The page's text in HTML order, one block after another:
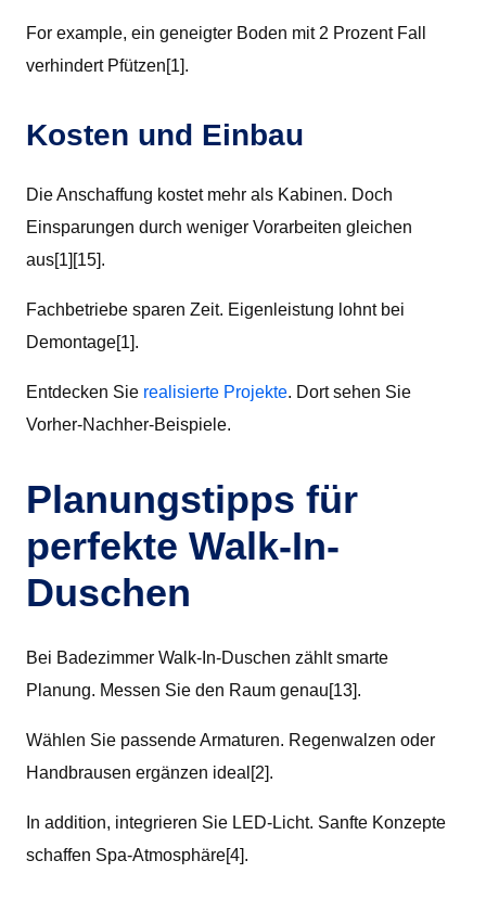
For example, ein geneigter Boden mit 2 Prozent Fall
verhindert Pfützen[1].
Kosten und Einbau
Die Anschaffung kostet mehr als Kabinen. Doch
Einsparungen durch weniger Vorarbeiten gleichen
aus[1][15].
Fachbetriebe sparen Zeit. Eigenleistung lohnt bei
Demontage[1].
Entdecken Sie realisierte Projekte. Dort sehen Sie
Vorher-Nachher-Beispiele.
Planungstipps für
perfekte Walk-In-
Duschen
Bei Badezimmer Walk-In-Duschen zählt smarte
Planung. Messen Sie den Raum genau[13].
Wählen Sie passende Armaturen. Regenwalzen oder
Handbrausen ergänzen ideal[2].
In addition, integrieren Sie LED-Licht. Sanfte Konzepte
schaffen Spa-Atmosphäre[4].